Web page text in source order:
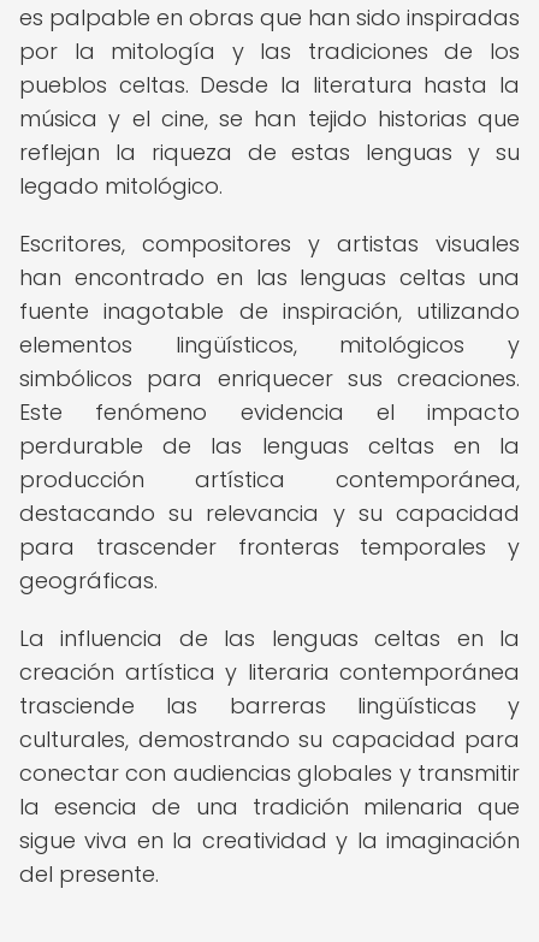
es palpable en obras que han sido inspiradas
por la mitología y las tradiciones de los
pueblos celtas. Desde la literatura hasta la
música y el cine, se han tejido historias que
reflejan la riqueza de estas lenguas y su
legado mitológico.
Escritores, compositores y artistas visuales
han encontrado en las lenguas celtas una
fuente inagotable de inspiración, utilizando
elementos lingüísticos, mitológicos y
simbólicos para enriquecer sus creaciones.
Este fenómeno evidencia el impacto
perdurable de las lenguas celtas en la
producción artística contemporánea,
destacando su relevancia y su capacidad
para trascender fronteras temporales y
geográficas.
La influencia de las lenguas celtas en la
creación artística y literaria contemporánea
trasciende las barreras lingüísticas y
culturales, demostrando su capacidad para
conectar con audiencias globales y transmitir
la esencia de una tradición milenaria que
sigue viva en la creatividad y la imaginación
del presente.